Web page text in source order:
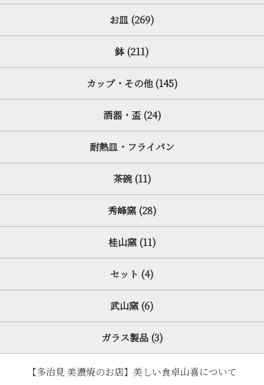
お皿 (269)
鉢 (211)
カップ・その他 (145)
酒器・盃 (24)
耐熱皿・フライパン
茶碗 (11)
秀峰窯 (28)
桂山窯 (11)
セット (4)
武山窯 (6)
ガラス製品 (3)
【多治見 美濃焼のお店】美しい食卓山喜について